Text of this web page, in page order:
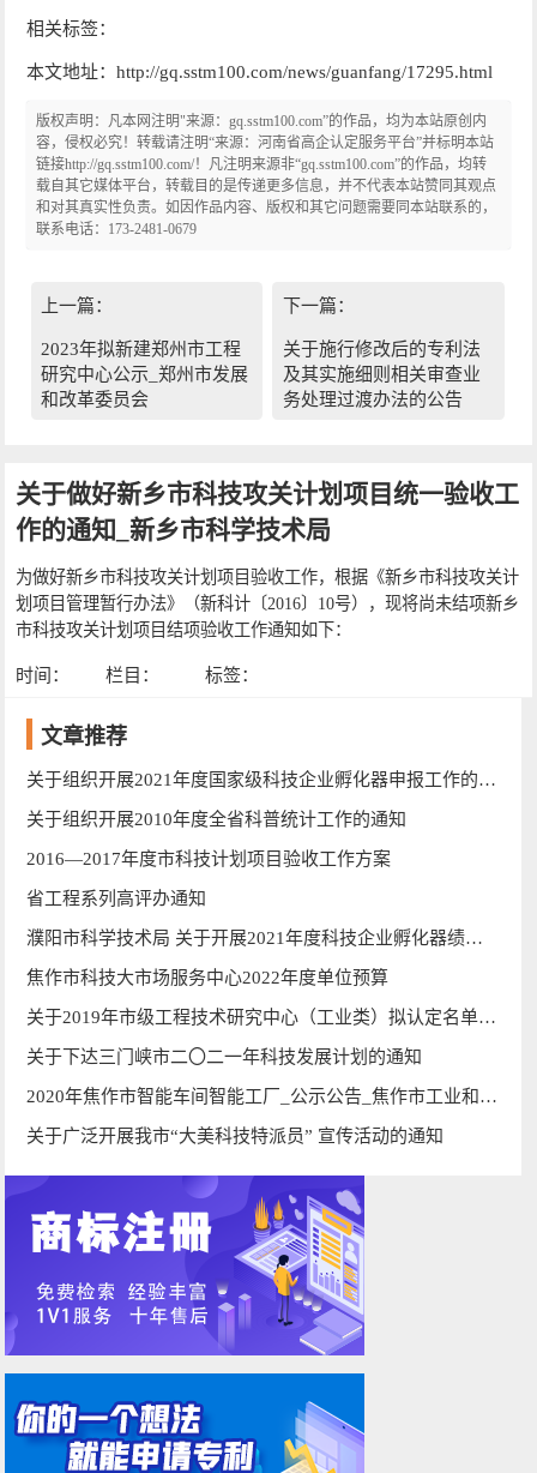
相关标签：
本文地址：http://gq.sstm100.com/news/guanfang/17295.html
版权声明：凡本网注明"来源：gq.sstm100.com”的作品，均为本站原创内
容，侵权必究！转载请注明“来源：河南省高企认定服务平台”并标明本站
链接http://gq.sstm100.com/！凡注明来源非“gq.sstm100.com”的作品，均转
载自其它媒体平台，转载目的是传递更多信息，并不代表本站赞同其观点
和对其真实性负责。如因作品内容、版权和其它问题需要同本站联系的，
联系电话：173-2481-0679
上一篇：
2023年拟新建郑州市工程
研究中心公示_郑州市发展
和改革委员会
下一篇：
关于施行修改后的专利法
及其实施细则相关审查业
务处理过渡办法的公告
关于做好新乡市科技攻关计划项目统一验收工
作的通知_新乡市科学技术局
为做好新乡市科技攻关计划项目验收工作，根据《新乡市科技攻关计
划项目管理暂行办法》（新科计〔2016〕10号），现将尚未结项新乡
市科技攻关计划项目结项验收工作通知如下：
时间： 栏目： 标签：
文章推荐
关于组织开展2021年度国家级科技企业孵化器申报工作的通知
关于组织开展2010年度全省科普统计工作的通知
2016—2017年度市科技计划项目验收工作方案
省工程系列高评办通知
濮阳市科学技术局 关于开展2021年度科技企业孵化器绩效考核的通知
焦作市科技大市场服务中心2022年度单位预算
关于2019年市级工程技术研究中心（工业类）拟认定名单公示
关于下达三门峡市二〇二一年科技发展计划的通知
2020年焦作市智能车间智能工厂_公示公告_焦作市工业和信息化局
关于广泛开展我市“大美科技特派员” 宣传活动的通知